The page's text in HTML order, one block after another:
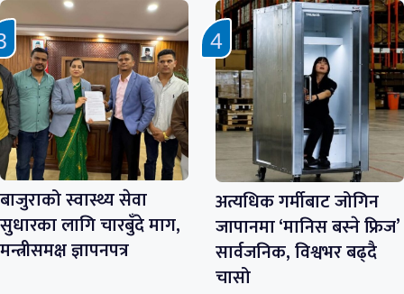
बाजुराको स्वास्थ्य सेवा
सुधारका लागि चारबुँदे माग,
मन्त्रीसमक्ष ज्ञापनपत्र
अत्यधिक गर्मीबाट जोगिन
जापानमा ‘मानिस बस्ने फ्रिज’
सार्वजनिक, विश्वभर बढ्दै
चासो